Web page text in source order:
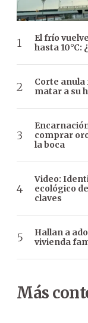
El frío
hasta 10°C:
Corte anula
matar a su
comprar
la boca
Video:
ecológico
claves
Hallan a
vivienda
Más